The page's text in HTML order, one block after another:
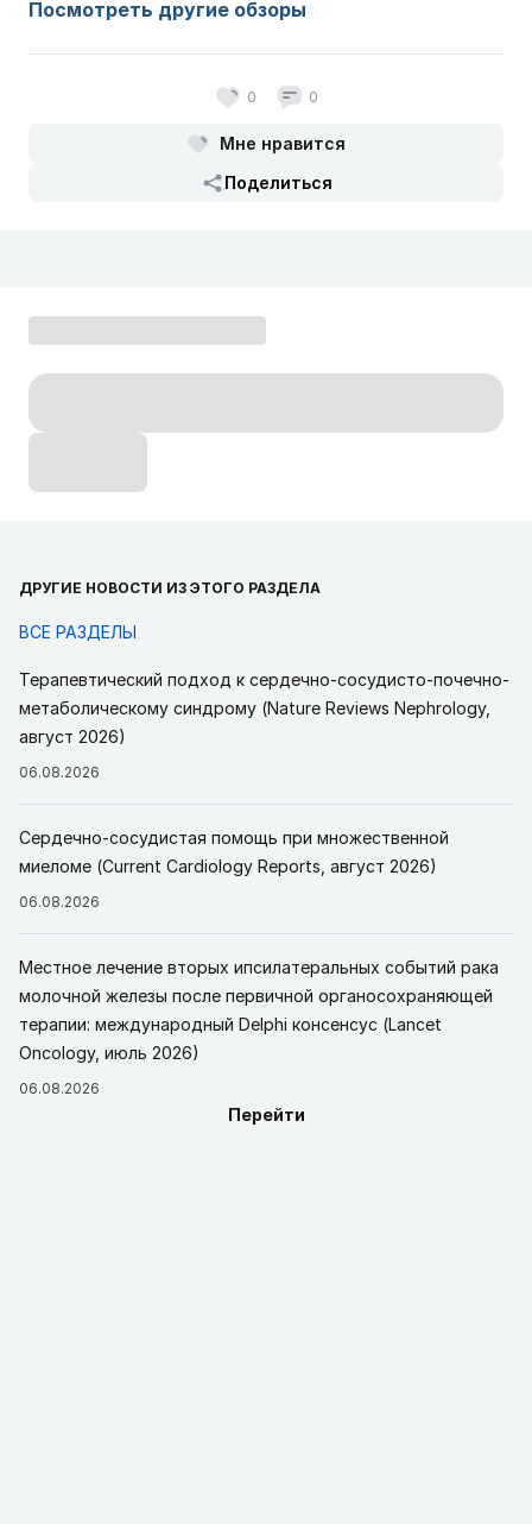
Посмотреть другие обзоры
0 0
Мне нравится
Поделиться
ДРУГИЕ НОВОСТИ ИЗ ЭТОГО РАЗДЕЛА
ВСЕ РАЗДЕЛЫ
Терапевтический подход к сердечно-сосудисто-почечно-
метаболическому синдрому (Nature Reviews Nephrology,
август 2026)
06.08.2026
Сердечно-сосудистая помощь при множественной
миеломе (Current Cardiology Reports, август 2026)
06.08.2026
Местное лечение вторых ипсилатеральных событий рака
молочной железы после первичной органосохраняющей
терапии: международный Delphi консенсус (Lancet
Oncology, июль 2026)
06.08.2026
Перейти